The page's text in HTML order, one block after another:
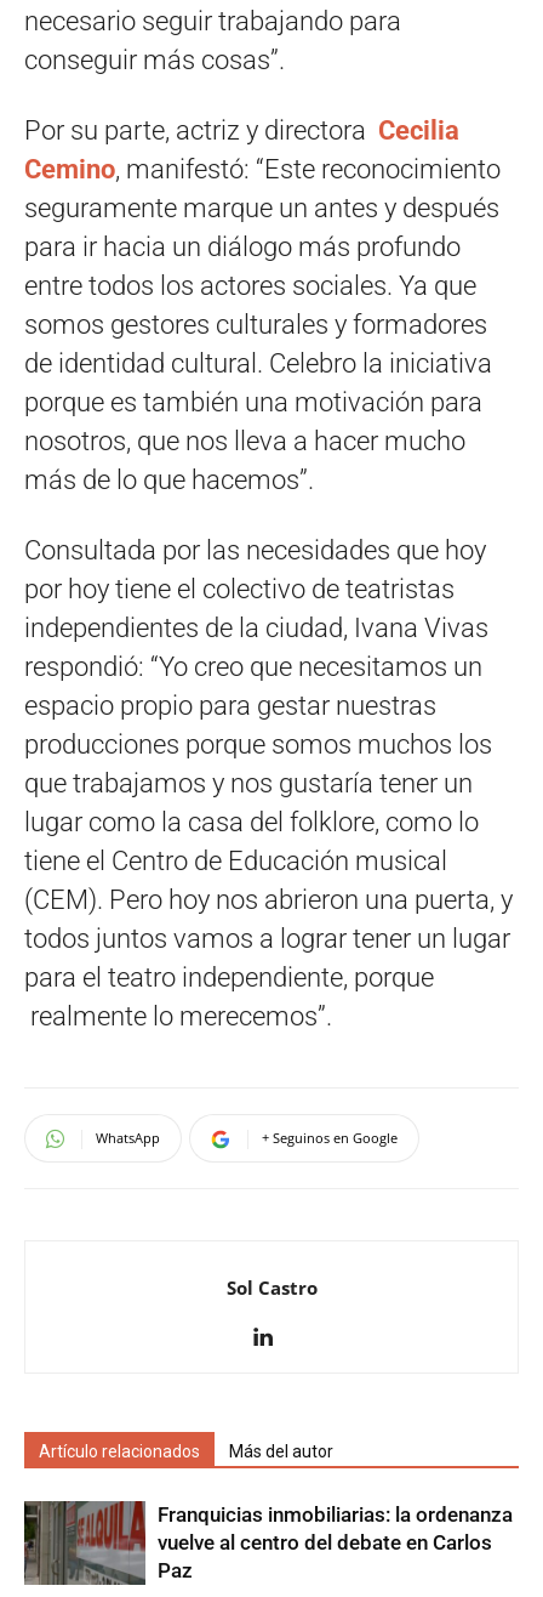
necesario seguir trabajando para
conseguir más cosas”.
Por su parte, actriz y directora Cecilia
Cemino, manifestó: “Este reconocimiento
seguramente marque un antes y después
para ir hacia un diálogo más profundo
entre todos los actores sociales. Ya que
somos gestores culturales y formadores
de identidad cultural. Celebro la iniciativa
porque es también una motivación para
nosotros, que nos lleva a hacer mucho
más de lo que hacemos”.
Consultada por las necesidades que hoy
por hoy tiene el colectivo de teatristas
independientes de la ciudad, Ivana Vivas
respondió: “Yo creo que necesitamos un
espacio propio para gestar nuestras
producciones porque somos muchos los
que trabajamos y nos gustaría tener un
lugar como la casa del folklore, como lo
tiene el Centro de Educación musical
(CEM). Pero hoy nos abrieron una puerta, y
todos juntos vamos a lograr tener un lugar
para el teatro independiente, porque
realmente lo merecemos”.
WhatsApp + Seguinos en Google
Sol Castro
Artículo relacionados Más del autor
Franquicias inmobiliarias: la ordenanza
vuelve al centro del debate en Carlos
Paz